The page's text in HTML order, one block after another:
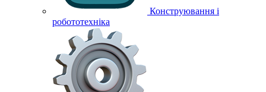
Конструювання і
робототехніка